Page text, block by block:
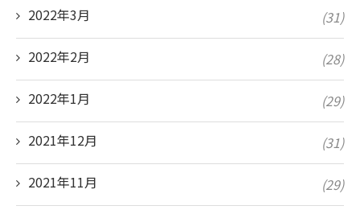
2022年3月 (31)
2022年2月 (28)
2022年1月 (29)
2021年12月 (31)
2021年11月 (29)